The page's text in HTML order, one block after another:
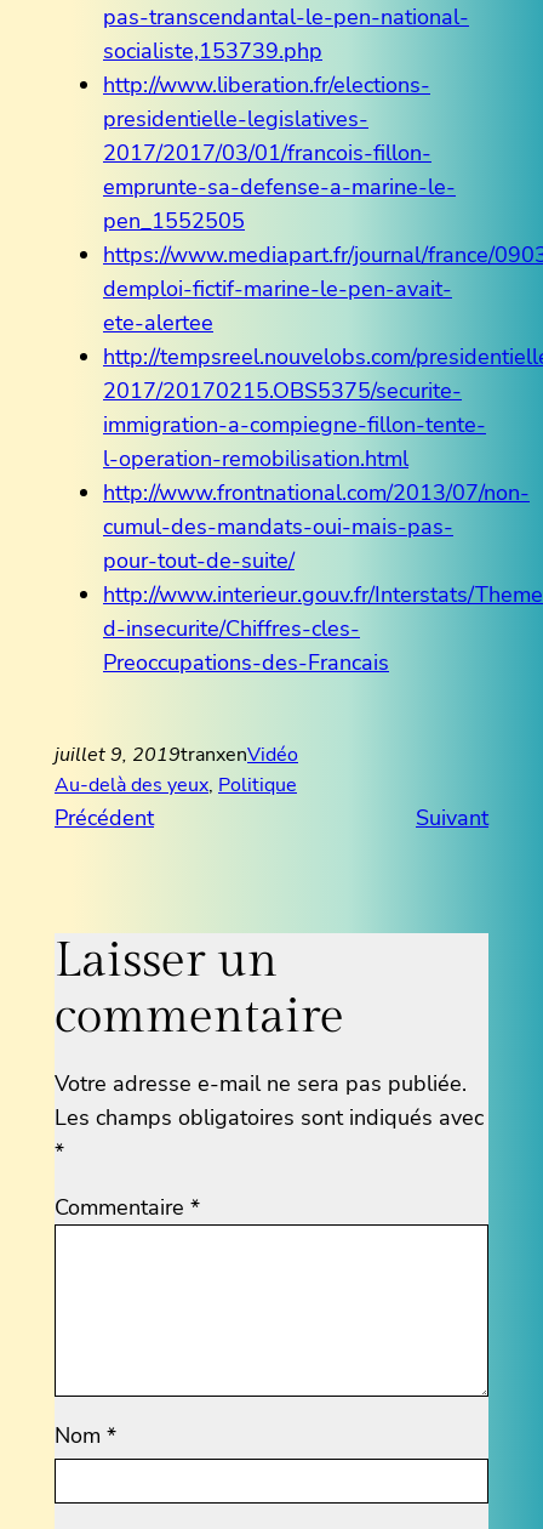
pas-transcendantal-le-pen-national-
socialiste,153739.php
http://www.liberation.fr/elections-
presidentielle-legislatives-
2017/2017/03/01/francois-fillon-
emprunte-sa-defense-a-marine-le-
pen_1552505
https://www.mediapart.fr/journal/france/
demploi-fictif-marine-le-pen-avait-
ete-alertee
http://tempsreel.nouvelobs.com/
2017/20170215.OBS5375/securite-
immigration-a-compiegne-fillon-tente-
l-operation-remobilisation.html
http://www.frontnational.com/2013/07/non-
cumul-des-mandats-oui-mais-pas-
pour-tout-de-suite/
http://www.interieur.gouv.fr/Interstats/
d-insecurite/Chiffres-cles-
Preoccupations-des-Francais
juillet 9, 2019tranxenVidéo
Au-delà des yeux, Politique
Précédent Suivant
Laisser un
commentaire
Votre adresse e-mail ne sera pas publiée.
Les champs obligatoires sont indiqués avec
*
Commentaire *
Nom *